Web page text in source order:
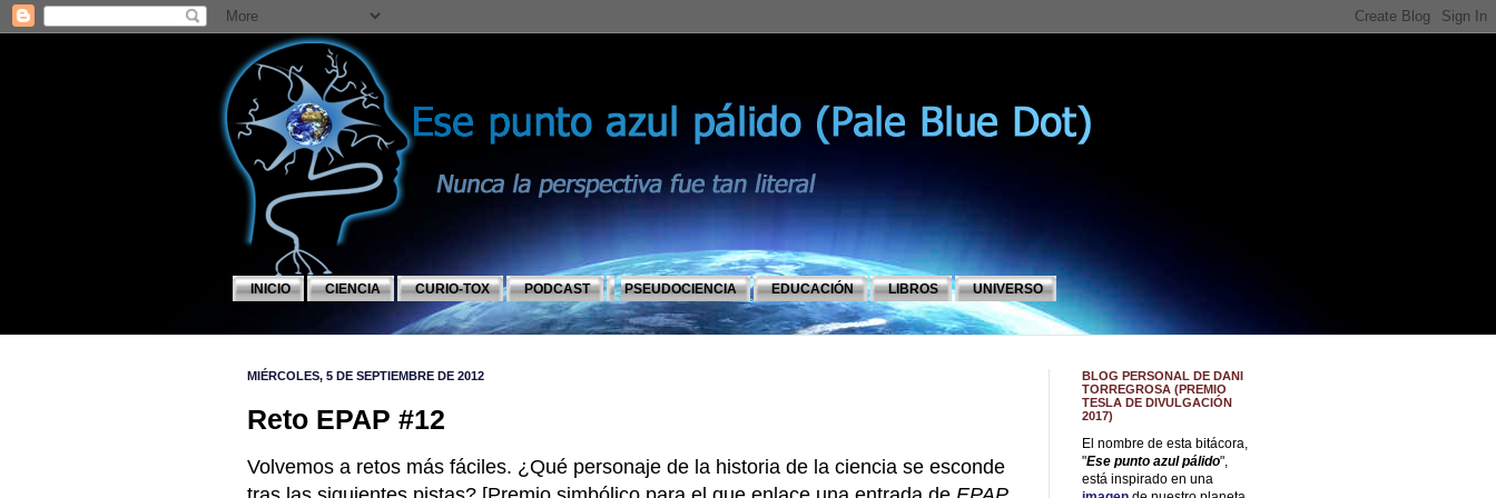
INICIO CIENCIA CURIO-TOX PODCAST PSEUDOCIENCIA EDUCACIÓN LIBROS UNIVERSO
MIÉRCOLES, 5 DE SEPTIEMBRE DE 2012
Reto EPAP #12
Volvemos a retos más fáciles. ¿Qué personaje de la historia de la ciencia se esconde
BLOG PERSONAL DE DANI
TORREGROSA (PREMIO
TESLA DE DIVULGACIÓN
2017)
El nombre de esta bitácora,
"Ese punto azul pálido",
está inspirado en una